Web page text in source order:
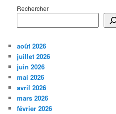
Rechercher
août 2026
juillet 2026
juin 2026
mai 2026
avril 2026
mars 2026
février 2026